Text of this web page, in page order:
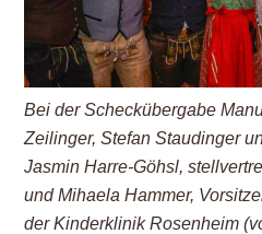
Bei der Scheckübergabe
Zeilinger, Stefan Staudinger
Jasmin Harre-Göhsl,
und Mihaela Hammer,
der Kinderklinik Rosenheim